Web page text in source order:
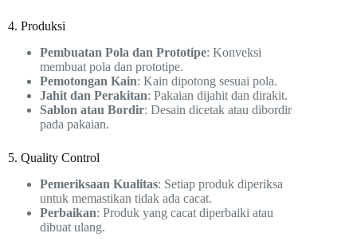
4. Produksi
Pembuatan Pola dan Prototipe: Konveksi
membuat pola dan prototipe.
Pemotongan Kain: Kain dipotong sesuai pola.
Jahit dan Perakitan: Pakaian dijahit dan dirakit.
Sablon atau Bordir: Desain dicetak atau dibordir
pada pakaian.
5. Quality Control
Pemeriksaan Kualitas: Setiap produk diperiksa
untuk memastikan tidak ada cacat.
Perbaikan: Produk yang cacat diperbaiki atau
dibuat ulang.